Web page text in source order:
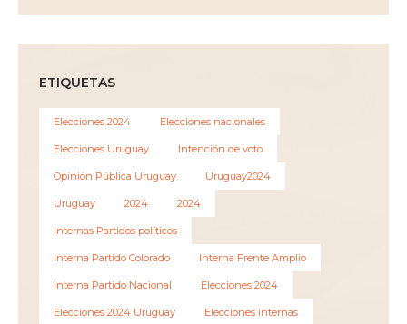
ETIQUETAS
Elecciones 2024 Elecciones nacionales
Elecciones Uruguay Intención de voto
Opinión Pública Uruguay Uruguay2024
Uruguay 2024 2024
Internas Partidos políticos
Interna Partido Colorado Interna Frente Amplio
Interna Partido Nacional Elecciones 2024
Elecciones 2024 Uruguay Elecciones internas